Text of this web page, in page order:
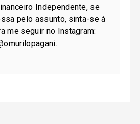
Independente, se
pelo assunto, sinta-se à
me seguir no Instagram: